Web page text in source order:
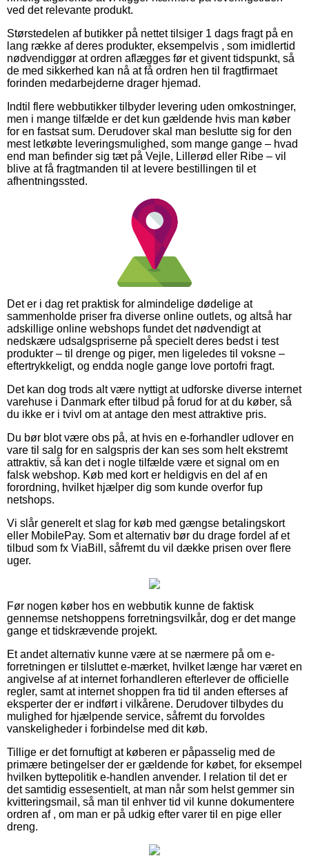
ved det relevante produkt.
Størstedelen af butikker på nettet tilsiger 1 dags fragt på en
lang række af deres produkter, eksempelvis , som imidlertid
nødvendiggør at ordren aflægges før et givent tidspunkt, så
de med sikkerhed kan nå at få ordren hen til fragtfirmaet
forinden medarbejderne drager hjemad.
Indtil flere webbutikker tilbyder levering uden omkostninger,
men i mange tilfælde er det kun gældende hvis man køber
for en fastsat sum. Derudover skal man beslutte sig for den
mest letkøbte leveringsmulighed, som mange gange – hvad
end man befinder sig tæt på Vejle, Lillerød eller Ribe – vil
blive at få fragtmanden til at levere bestillingen til et
afhentningssted.
Det er i dag ret praktisk for almindelige dødelige at
sammenholde priser fra diverse online outlets, og altså har
adskillige online webshops fundet det nødvendigt at
nedskære udsalgspriserne på specielt deres bedst i test
produkter – til drenge og piger, men ligeledes til voksne –
eftertrykkeligt, og endda nogle gange love portofri fragt.
Det kan dog trods alt være nyttigt at udforske diverse internet
varehuse i Danmark efter tilbud på forud for at du køber, så
du ikke er i tvivl om at antage den mest attraktive pris.
Du bør blot være obs på, at hvis en e-forhandler udlover en
vare til salg for en salgspris der kan ses som helt ekstremt
attraktiv, så kan det i nogle tilfælde være et signal om en
falsk webshop. Køb med kort er heldigvis en del af en
forordning, hvilket hjælper dig som kunde overfor fup
netshops.
Vi slår generelt et slag for køb med gængse betalingskort
eller MobilePay. Som et alternativ bør du drage fordel af et
tilbud som fx ViaBill, såfremt du vil dække prisen over flere
uger.
Før nogen køber hos en webbutik kunne de faktisk
gennemse netshoppens forretningsvilkår, dog er det mange
gange et tidskrævende projekt.
Et andet alternativ kunne være at se nærmere på om e-
forretningen er tilsluttet e-mærket, hvilket længe har været en
angivelse af at internet forhandleren efterlever de officielle
regler, samt at internet shoppen fra tid til anden efterses af
eksperter der er indført i vilkårene. Derudover tilbydes du
mulighed for hjælpende service, såfremt du forvoldes
vanskeligheder i forbindelse med dit køb.
Tillige er det fornuftigt at køberen er påpasselig med de
primære betingelser der er gældende for købet, for eksempel
hvilken byttepolitik e-handlen anvender. I relation til det er
det samtidig essesentielt, at man når som helst gemmer sin
kvitteringsmail, så man til enhver tid vil kunne dokumentere
ordren af , om man er på udkig efter varer til en pige eller
dreng.